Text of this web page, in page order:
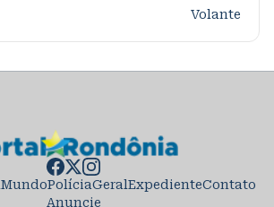
Volante
MundoPolíciaGeralExpedienteContato
Anuncie